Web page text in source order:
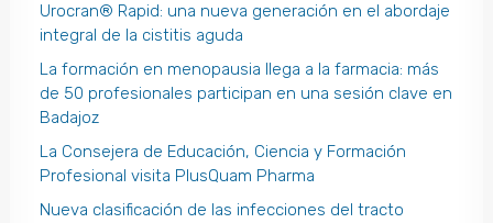
Urocran® Rapid: una nueva generación en el abordaje
integral de la cistitis aguda
La formación en menopausia llega a la farmacia: más
de 50 profesionales participan en una sesión clave en
Badajoz
La Consejera de Educación, Ciencia y Formación
Profesional visita PlusQuam Pharma
Nueva clasificación de las infecciones del tracto